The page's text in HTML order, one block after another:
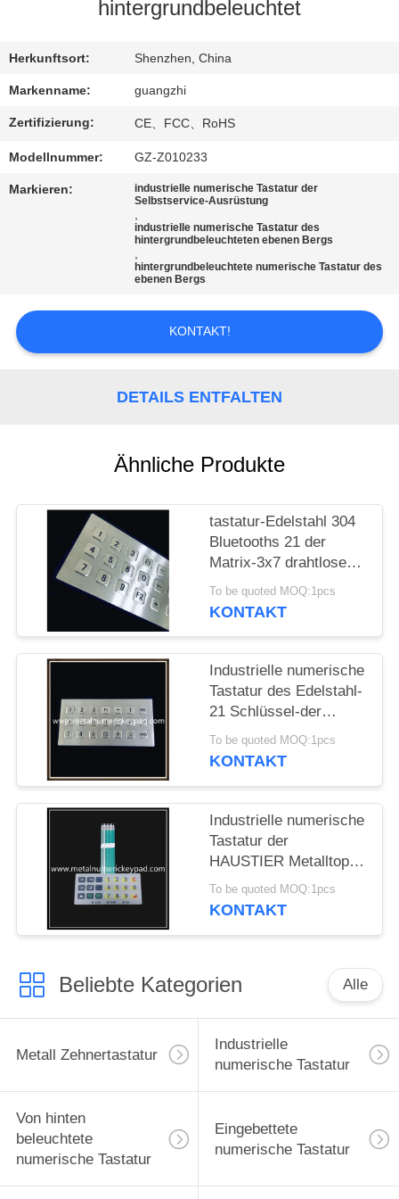
SIE
MIT
UNS
IN
VERBINDUNG
ZITAT
hintergrundbeleuchtet
Herkunftsort: Shenzhen, China
Markenname: guangzhi
Zertifizierung: CE、FCC、RoHS
Modellnummer: GZ-Z010233
Markieren:
industrielle numerische Tastatur der
Selbstservice-Ausrüstung
,
industrielle numerische Tastatur des
hintergrundbeleuchteten ebenen Bergs
,
hintergrundbeleuchtete numerische Tastatur des
ebenen Bergs
KONTAKT!
DETAILS ENTFALTEN
Ähnliche Produkte
tastatur-Edelstahl 304
Bluetooths 21 der
Matrix-3x7 drahtlose
Schlüssel
To be quoted MOQ:1pcs
KONTAKT
Industrielle numerische
Tastatur des Edelstahl-
21 Schlüssel-der
Matrix-3x7
To be quoted MOQ:1pcs
KONTAKT
Industrielle numerische
Tastatur der
HAUSTIER Metalltopf-
Film-Membran-2.0mm
To be quoted MOQ:1pcs
KONTAKT
Beliebte Kategorien Alle
Metall Zehnertastatur
Industrielle
numerische Tastatur
Von hinten
beleuchtete
numerische Tastatur
Eingebettete
numerische Tastatur